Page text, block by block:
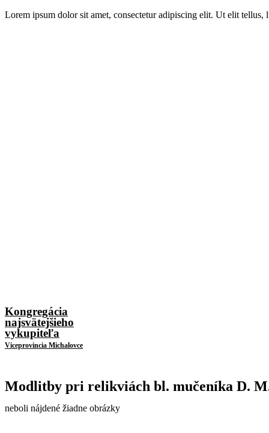
Lorem ipsum dolor sit amet, consectetur adipiscing elit. Ut elit
Kongregácia
najsvätejšieho
vykupiteľa
Viceprovincia Michalovce
Modlitby pri relikviách bl. mučeníka D.
neboli nájdené žiadne obrázky